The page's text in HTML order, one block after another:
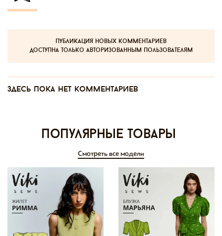
публикация новых комментариев
доступна только авторизованным пользователям
Здесь пока нет комментариев
Популярные товары
Смотреть все модели